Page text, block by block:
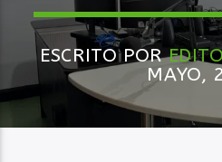
ESCRITO POR
MAYO,